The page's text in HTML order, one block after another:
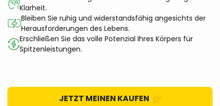
Klarheit.
Bleiben Sie ruhig und widerstandsfähig angesichts der
Herausforderungen des Lebens.
Erschließen Sie das volle Potenzial Ihres Körpers für
Spitzenleistungen.
JETZT MEINEN KAUFEN